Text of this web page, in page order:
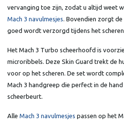
vervanging toe zijn, zodat u altijd weet
Mach 3 navulmesjes. Bovendien zorgt
goed wordt verzorgd tijdens het
Het Mach 3 Turbo scheerhoofd is
microribbels. Deze Skin Guard trekt de
voor op het scheren. De set wordt
Mach 3 handgreep die perfect in de
scheerbeurt.
Alle Mach 3 navulmesjes passen op het